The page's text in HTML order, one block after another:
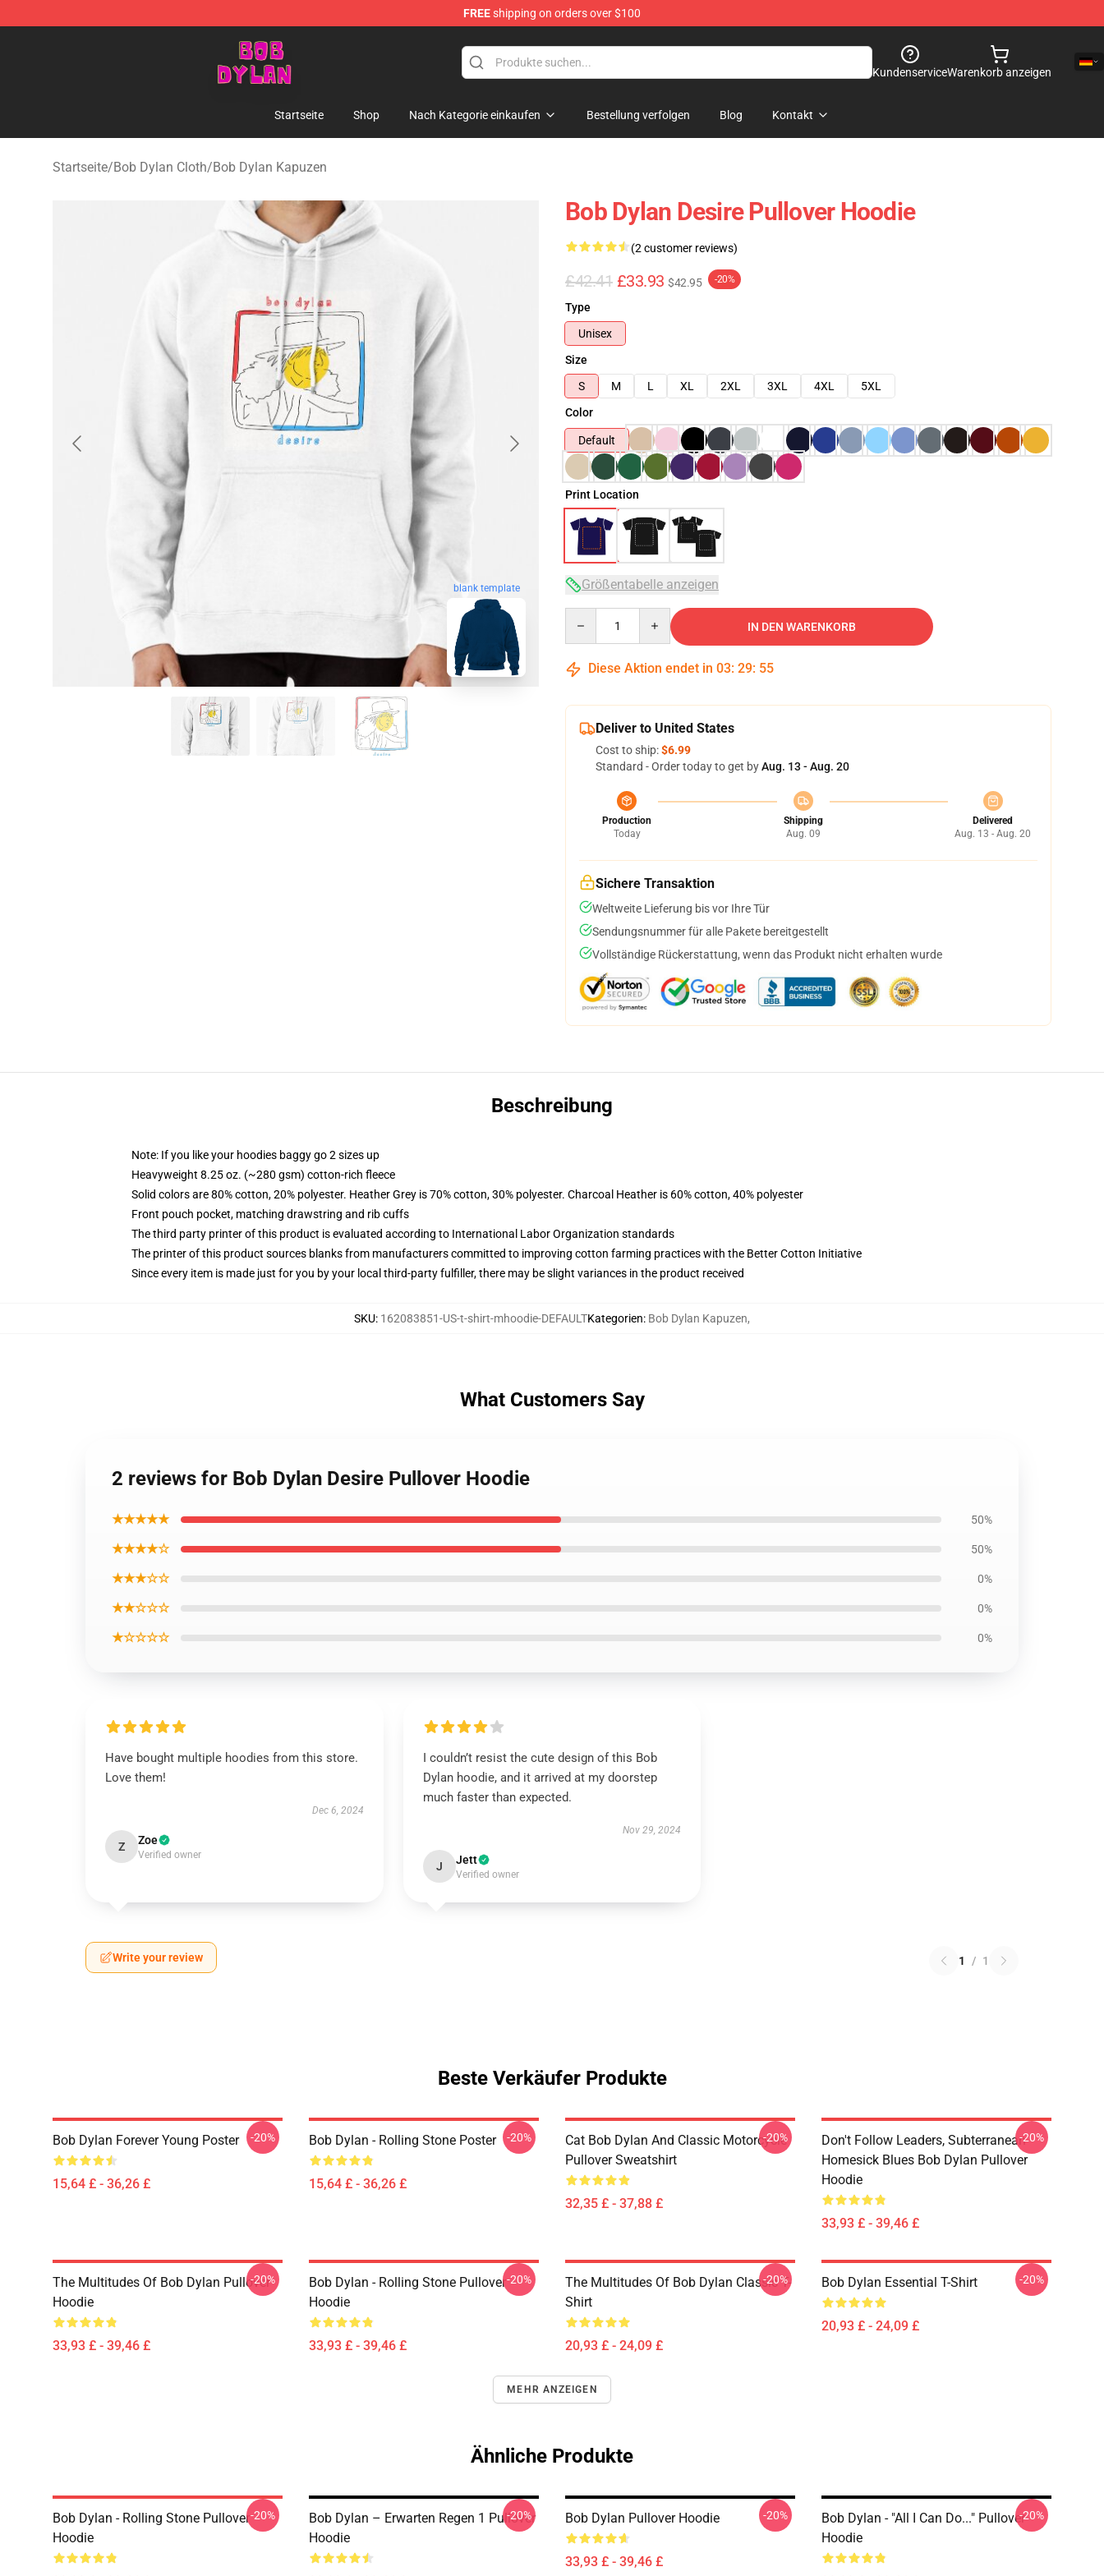
FREEshipping on orders over $100
Bob Dylan Store - Official Bob Dylan Merchandise Shop
KundenserviceWarenkorb anzeigen
Startseite Shop Nach Kategorie einkaufen Bestellung verfolgen Blog Kontakt
Startseite/Bob Dylan Cloth/Bob Dylan Kapuzen
blank template
Bob Dylan Desire Pullover Hoodie
(2 customer reviews)
£42.41 £33.93 $42.95 -20%
Type
Unisex
Size
S
M L XL 2XL 3XL 4XL
5XL
Color
Default
Print Location
Größentabelle anzeigen
IN DEN WARENKORB
Diese Aktion endet in 03: 29: 54
Deliver to United States
Cost to ship:$6.99
Standard - Order today to get byAug. 13 - Aug. 20
Production
Today
Shipping
Aug. 09
Delivered
Aug. 13 - Aug. 20
Sichere Transaktion
Weltweite Lieferung bis vor Ihre Tür
Sendungsnummer für alle Pakete bereitgestellt
Vollständige Rückerstattung, wenn das Produkt nicht erhalten wurde
Beschreibung
Note: If you like your hoodies baggy go 2 sizes up
Heavyweight 8.25 oz. (~280 gsm) cotton-rich fleece
Solid colors are 80% cotton, 20% polyester. Heather Grey is 70% cotton, 30% polyester. Charcoal Heather is 60% cotton, 40% polyester
Front pouch pocket, matching drawstring and rib cuffs
The third party printer of this product is evaluated according to International Labor Organization standards
The printer of this product sources blanks from manufacturers committed to improving cotton farming practices with the Better Cotton Initiative
Since every item is made just for you by your local third-party fulfiller, there may be slight variances in the product received
SKU: 162083851-US-t-shirt-mhoodie-DEFAULTKategorien: Bob Dylan Kapuzen,
What Customers Say
2 reviews for Bob Dylan Desire Pullover Hoodie
★★★★★ 50%
★★★★☆ 50%
★★★☆☆ 0%
★★☆☆☆ 0%
★☆☆☆☆ 0%
Have bought multiple hoodies from this store.
Love them!
Dec 6, 2024
Z Zoe
Verified owner
I couldn’t resist the cute design of this Bob
Dylan hoodie, and it arrived at my doorstep
much faster than expected.
Nov 29, 2024
J Jett
Verified owner
Write your review 1 / 1
Beste Verkäufer Produkte
Bob Dylan Forever Young Poster
15,64 £ - 36,26 £
-20% Bob Dylan - Rolling Stone Poster
15,64 £ - 36,26 £
-20%
Cat Bob Dylan And Classic Motorcycle
Pullover Sweatshirt
32,35 £ - 37,88 £
-20%
Don't Follow Leaders, Subterranean
Homesick Blues Bob Dylan Pullover
Hoodie
33,93 £ - 39,46 £
-20%
The Multitudes Of Bob Dylan Pullover
Hoodie
33,93 £ - 39,46 £
-20%
Bob Dylan - Rolling Stone Pullover
Hoodie
33,93 £ - 39,46 £
-20%
The Multitudes Of Bob Dylan Classic T-
Shirt
20,93 £ - 24,09 £
-20% Bob Dylan Essential T-Shirt
20,93 £ - 24,09 £
-20%
MEHR ANZEIGEN
Ähnliche Produkte
Bob Dylan - Rolling Stone Pullover
Hoodie
-20%
Bob Dylan – Erwarten Regen 1 Pullover
Hoodie
-20% Bob Dylan Pullover Hoodie
33,93 £ - 39,46 £
-20%
Bob Dylan - "All I Can Do..." Pullover
Hoodie
-20%